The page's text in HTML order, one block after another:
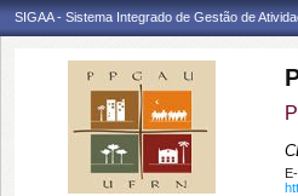
SIGAA - Sistema Integrado de Gestão de